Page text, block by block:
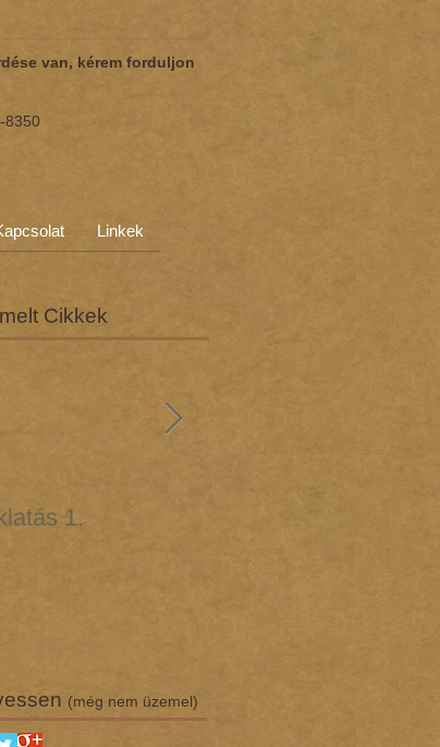
van, kérem forduljon
8350
Linkek
Cikkek
1.
(még nem üzemel)